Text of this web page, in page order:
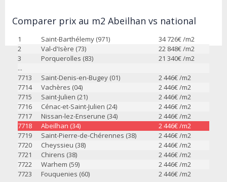
Comparer prix au m2 Abeilhan vs national
1 Saint-Barthélemy (971) 34 726€ /m2
2
Val-d'Isère (73) 22 848€ /m2
3
Porquerolles (83) 21 340€ /m2
...
7713
Saint-Denis-en-Bugey (01) 2 446€ /m2
7714
Vachères (04) 2 446€ /m2
7715
Saint-Julien (21) 2 446€ /m2
7716
Cénac-et-Saint-Julien (24) 2 446€ /m2
7717
Nissan-lez-Enserune (34) 2 446€ /m2
7718
Abeilhan (34) 2 446€ /m2
7719
Saint-Pierre-de-Chérennes (38) 2 446€ /m2
7720
Cheyssieu (38) 2 446€ /m2
7721
Chirens (38) 2 446€ /m2
7722
Warhem (59) 2 446€ /m2
7723
Fouquenies (60) 2 446€ /m2